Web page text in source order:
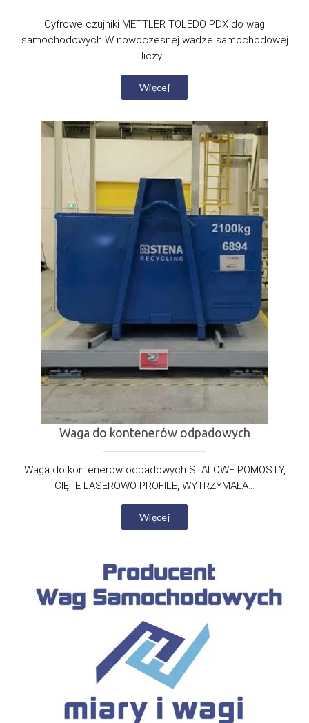
Cyfrowe czujniki METTLER TOLEDO PDX do wag
samochodowych W nowoczesnej wadze samochodowej
liczy...
Więcej
Waga do kontenerów odpadowych
Waga do kontenerów odpadowych STALOWE POMOSTY,
CIĘTE LASEROWO PROFILE, WYTRZYMAŁA...
Więcej